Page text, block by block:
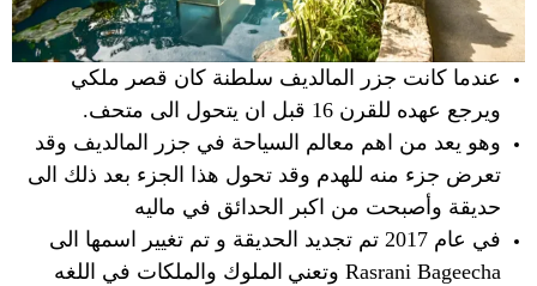
عندما كانت جزر المالديف سلطنة كان قصر ملكي
ويرجع عهده للقرن 16 قبل ان يتحول الى متحف.
وهو يعد من اهم معالم السياحة في جزر المالديف وقد
تعرض جزء منه للهدم وقد تحول هذا الجزء بعد ذلك الى
حديقة وأصبحت من اكبر الحدائق في ماليه
في عام 2017 تم تجديد الحديقة و تم تغيير اسمها الى
Rasrani Bageecha وتعني
الملوك والملكات في اللغه